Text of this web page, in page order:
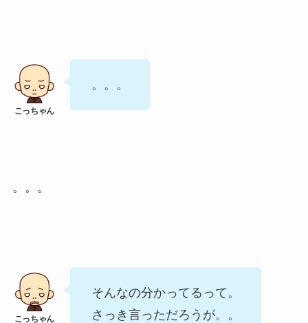
。。。
。。。
そんなの分かってるって。
さっき言っただろうが。。